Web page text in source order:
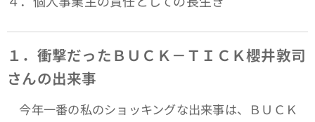
１．衝撃だったＢＵＣＫ－ＴＩＣＫ櫻井敦司
さんの出来事
今年一番の私のショッキングな出来事は、ＢＵＣＫ